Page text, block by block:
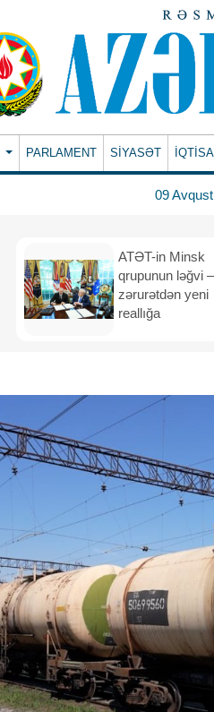
PARLAMENT SİYASƏT
09
ATƏT-in Minsk
qrupunun ləğvi
zərurətdən yeni
reallığa